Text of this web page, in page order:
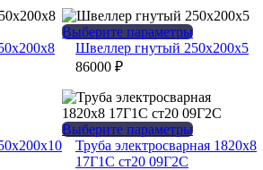
Выберите параметрыЭтот
товар
вариаций.
Опции
можно
выбрать
Швеллер гнутый 250х200х5
86000 ₽
Выберите параметрыЭтот
товар
Труба электросварная 1820х8
17Г1С ст20 09Г2С